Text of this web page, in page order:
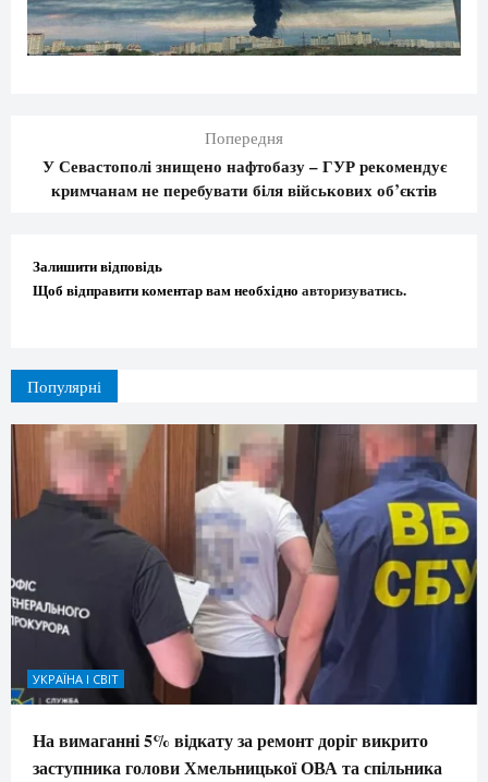
Попередня
У Севастополі знищено нафтобазу – ГУР рекомендує
кримчанам не перебувати біля військових об’єктів
Залишити відповідь
Щоб відправити коментар вам необхідно авторизуватись.
Популярні
УКРАЇНА І СВІТ
На вимаганні 5% відкату за ремонт доріг викрито
заступника голови Хмельницької ОВА та спільника